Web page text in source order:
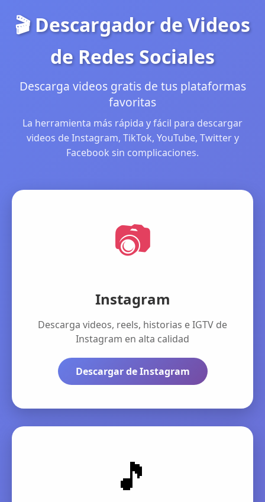
🎬 Descargador de Videos
de Redes Sociales
Descarga videos gratis de tus plataformas
favoritas
La herramienta más rápida y fácil para descargar
videos de Instagram, TikTok, YouTube, Twitter y
Facebook sin complicaciones.
📷
Instagram
Descarga videos, reels, historias e IGTV de
Instagram en alta calidad
Descargar de Instagram
🎵